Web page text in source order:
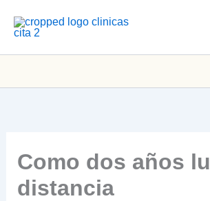
Como dos años
distancia